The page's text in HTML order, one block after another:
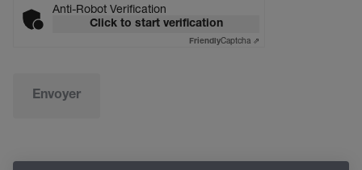
Anti-Robot Verification
Click to start verification
FriendlyCaptcha ⇗
Envoyer